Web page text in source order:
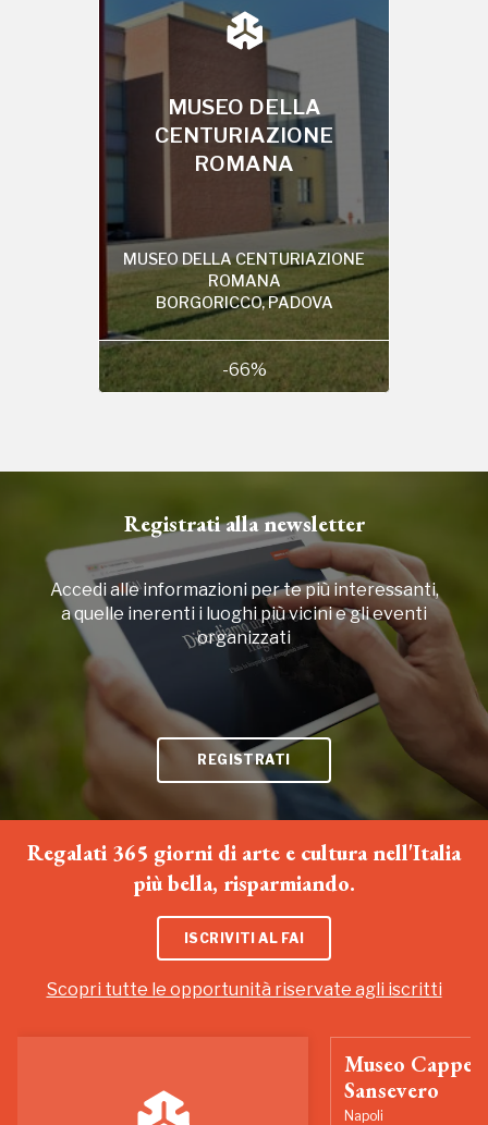
MUSEO DELLA
CENTURIAZIONE
ROMANA
MUSEO DELLA CENTURIAZIONE
ROMANA
BORGORICCO, PADOVA
-66%
Registrati alla newsletter
Accedi alle informazioni per te più interessanti,
a quelle inerenti i luoghi più vicini e gli eventi
organizzati
REGISTRATI
Regalati 365 giorni di arte e cultura nell'Italia
più bella, risparmiando.
ISCRIVITI AL FAI
Scopri tutte le opportunità riservate agli iscritti
Museo
Sansevero
Napoli